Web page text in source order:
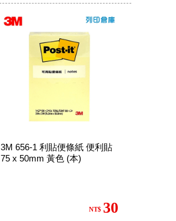
3M 656-1 利貼便條紙 便利貼
75 x 50mm 黃色 (本)
NT$ 30